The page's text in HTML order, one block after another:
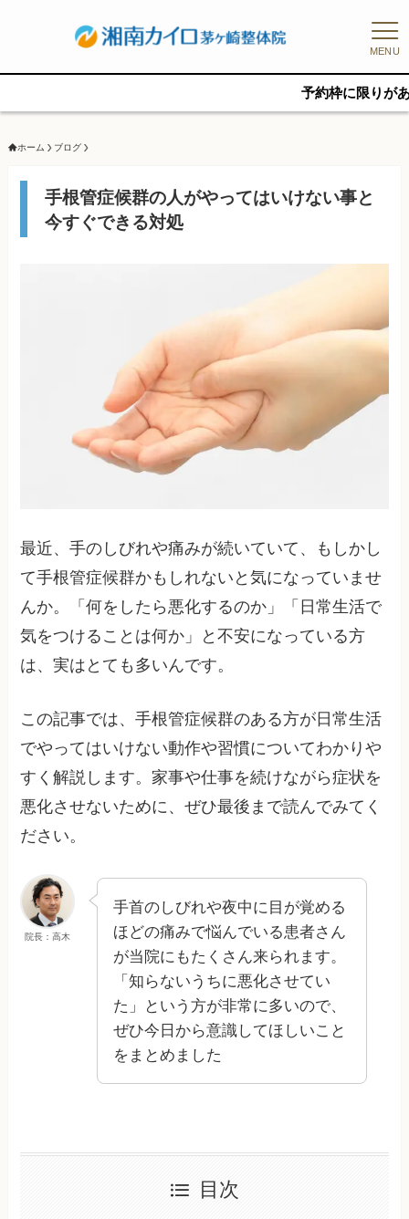
MENU
予約枠に限りがあるため、
ホーム ブログ
手根管症候群の人がやってはいけない事と
今すぐできる対処
最近、手のしびれや痛みが続いていて、もしかし
て手根管症候群かもしれないと気になっていませ
んか。「何をしたら悪化するのか」「日常生活で
気をつけることは何か」と不安になっている方
は、実はとても多いんです。
この記事では、手根管症候群のある方が日常生活
でやってはいけない動作や習慣についてわかりや
すく解説します。家事や仕事を続けながら症状を
悪化させないために、ぜひ最後まで読んでみてく
ださい。
院長：高木
手首のしびれや夜中に目が覚める
ほどの痛みで悩んでいる患者さん
が当院にもたくさん来られます。
「知らないうちに悪化させてい
た」という方が非常に多いので、
ぜひ今日から意識してほしいこと
をまとめました
目次